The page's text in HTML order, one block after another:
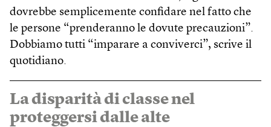
dovrebbe semplicemente confidare nel fatto che
le persone “prenderanno le dovute precauzioni”.
Dobbiamo tutti “imparare a conviverci”, scrive il
quotidiano.
La disparità di classe nel
proteggersi dalle alte